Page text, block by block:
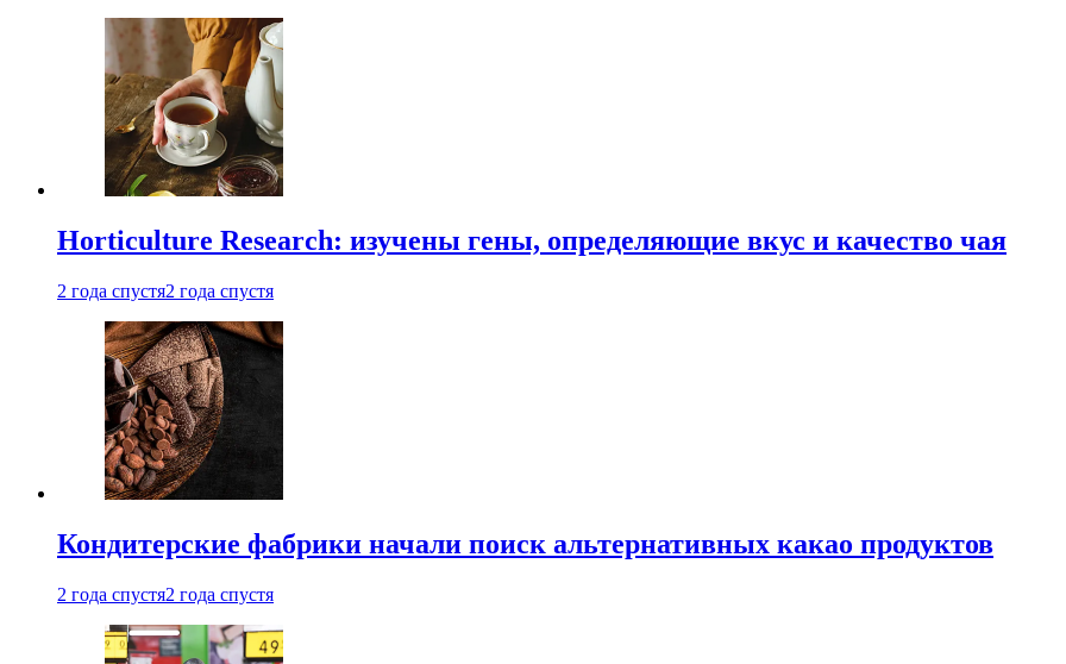
Horticulture Research: изучены гены, определяющие вкус и качество чая
2 года спустя2 года спустя
Кондитерские фабрики начали поиск альтернативных какао продуктов
2 года спустя2 года спустя